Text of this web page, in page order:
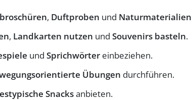
, Duftproben und Naturmaterialien
, Landkarten nutzen und Souvenirs basteln.
und Sprichwörter einbeziehen.
Übungen durchführen.
Snacksanbieten.